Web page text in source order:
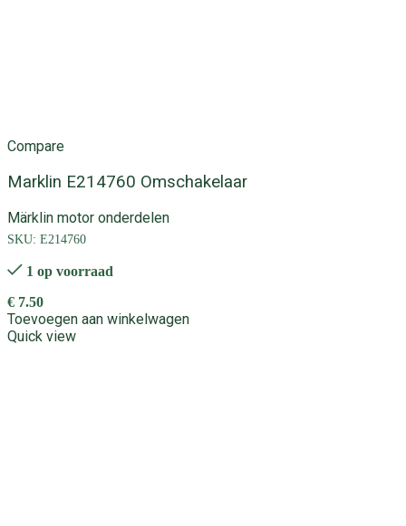
Compare
Marklin E214760 Omschakelaar
Märklin motor onderdelen
SKU: E214760
1 op voorraad
€ 7.50
Toevoegen aan winkelwagen
Quick view